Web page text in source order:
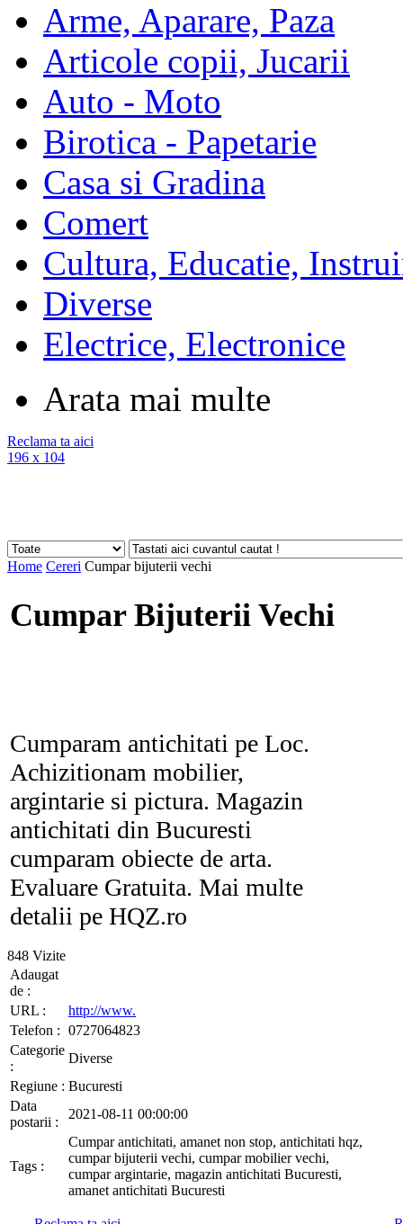
Arme, Aparare, Paza
Articole copii, Jucarii
Auto - Moto
Birotica - Papetarie
Casa si Gradina
Comert
Cultura, Educatie,
Diverse
Electrice, Electronice
Arata mai multe
Reclama ta aici
196 x 104
Home Cereri Cumpar bijuterii vechi
Cumpar Bijuterii Vechi
Cumparam antichitati pe Loc.
Achizitionam mobilier,
argintarie si pictura. Magazin
antichitati din Bucuresti
cumparam obiecte de arta.
Evaluare Gratuita. Mai multe
detalii pe HQZ.ro
848 Vizite
Adaugat
de :
URL :
http://www.
Telefon : 0727064823
Categorie
:
Diverse
Regiune : Bucuresti
Data
postarii :
2021-08-11 00:00:00
Tags :
Cumpar antichitati, amanet non stop, antichitati hqz,
cumpar bijuterii vechi, cumpar mobilier vechi,
cumpar argintarie, magazin antichitati Bucuresti,
amanet antichitati Bucuresti